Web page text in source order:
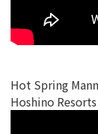
Hot Spring
Hoshino Resorts